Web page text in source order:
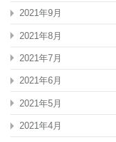
2021年9月
2021年8月
2021年7月
2021年6月
2021年5月
2021年4月